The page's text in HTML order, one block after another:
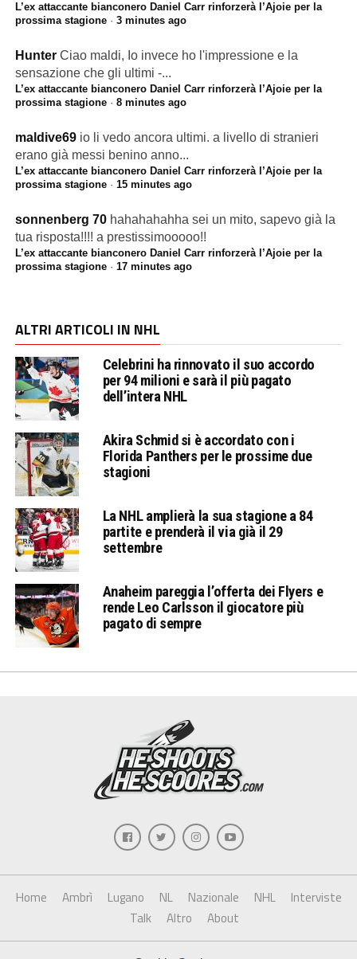
L’ex attaccante bianconero Daniel Carr rinforzerà l’Ajoie per la
prossima stagione· 3 minutes ago
Hunter Ciao maldi, Io invece ho l'impressione e la
sensazione che gli ultimi -...
L’ex attaccante bianconero Daniel Carr rinforzerà l’Ajoie per la
prossima stagione· 8 minutes ago
maldive69 io li vedo ancora ultimi. a livello di stranieri
erano già messi benino anno...
L’ex attaccante bianconero Daniel Carr rinforzerà l’Ajoie per la
prossima stagione· 15 minutes ago
sonnenberg 70 hahahahahha sei un mito, sapevo già la
tua risposta!!!! a prestissimooooo!!
L’ex attaccante bianconero Daniel Carr rinforzerà l’Ajoie per la
prossima stagione· 17 minutes ago
ALTRI ARTICOLI IN NHL
Celebrini ha rinnovato il suo accordo
per 94 milioni e sarà il più pagato
dell’intera NHL
Akira Schmid si è accordato con i
Florida Panthers per le prossime due
stagioni
La NHL amplierà la sua stagione a 84
partite e prenderà il via già il 29
settembre
Anaheim pareggia l’offerta dei Flyers e
rende Leo Carlsson il giocatore più
pagato di sempre
Home Ambrì Lugano NL Nazionale NHL
Interviste
Talk
Altro About